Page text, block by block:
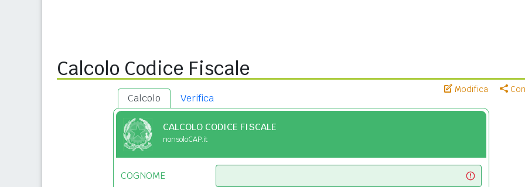
Calcolo Codice Fiscale
Modifica
Calcolo Verifica
CALCOLO CODICE FISCALE
nonsoloCAP.it
COGNOME